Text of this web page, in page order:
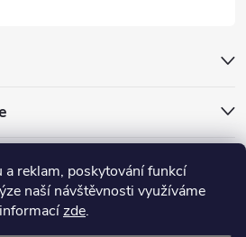
a reklam, poskytování funkcí
naší návštěvnosti využíváme
zde.